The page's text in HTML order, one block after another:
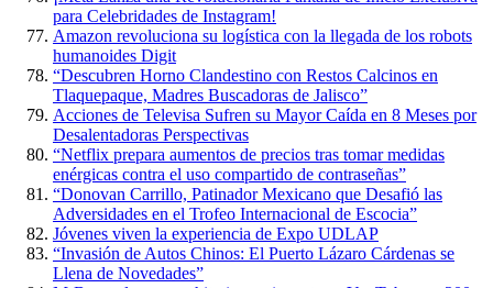
para Celebridades de Instagram!
Amazon revoluciona su logística con la llegada de los robots
humanoides Digit
“Descubren Horno Clandestino con Restos Calcinos en
Tlaquepaque, Madres Buscadoras de Jalisco”
Acciones de Televisa Sufren su Mayor Caída en 8 Meses por
Desalentadoras Perspectivas
“Netflix prepara aumentos de precios tras tomar medidas
enérgicas contra el uso compartido de contraseñas”
“Donovan Carrillo, Patinador Mexicano que Desafió las
Adversidades en el Trofeo Internacional de Escocia”
Jóvenes viven la experiencia de Expo UDLAP
“Invasión de Autos Chinos: El Puerto Lázaro Cárdenas se
Llena de Novedades”